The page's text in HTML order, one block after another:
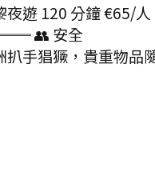
人（16 人成
👥 安全
貴重物品隨